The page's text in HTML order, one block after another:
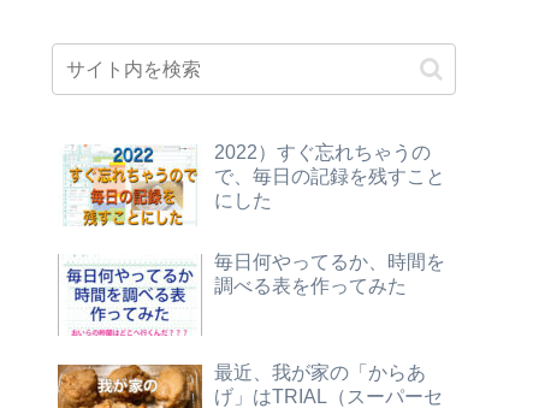
2022）すぐ忘れちゃうの
で、毎日の記録を残すこと
にした
毎日何やってるか、時間を
調べる表を作ってみた
最近、我が家の「からあ
げ」はTRIAL（スーパーセ